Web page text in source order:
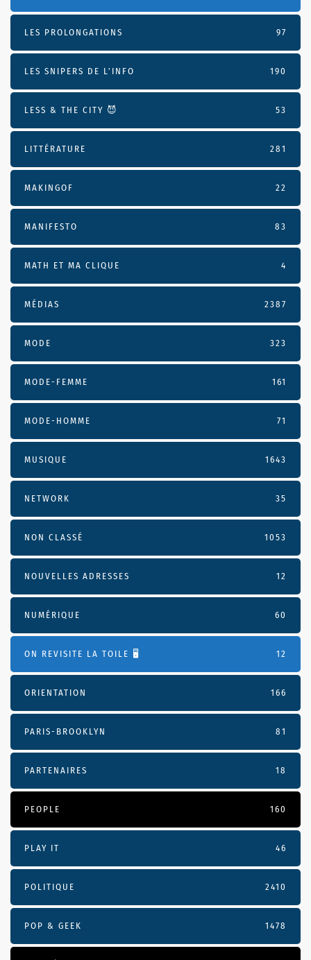
LES PROLONGATIONS 97
LES SNIPERS DE L’INFO 190
LESS & THE CITY 😈 53
LITTÉRATURE 281
MAKINGOF 22
MANIFESTO 83
MATH ET MA CLIQUE 4
MÉDIAS 2387
MODE 323
MODE-FEMME 161
MODE-HOMME 71
MUSIQUE 1643
NETWORK 35
NON CLASSÉ 1053
NOUVELLES ADRESSES 12
NUMÉRIQUE 60
ON REVISITE LA TOILE 🖥️ 12
ORIENTATION 166
PARIS-BROOKLYN 81
PARTENAIRES 18
PEOPLE 160
PLAY IT 46
POLITIQUE 2410
POP & GEEK 1478